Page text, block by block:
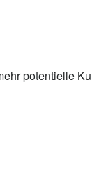
potentielle